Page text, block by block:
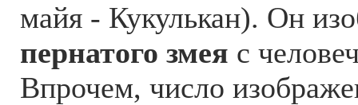
майя - Кукулькан). Он
пернатого змея с
Впрочем, число